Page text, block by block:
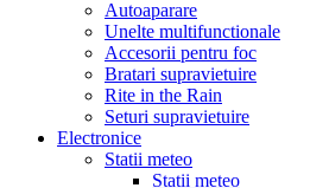
Autoaparare
Unelte multifunctionale
Accesorii pentru foc
Bratari supravietuire
Rite in the Rain
Seturi supravietuire
Electronice
Statii meteo
Statii meteo